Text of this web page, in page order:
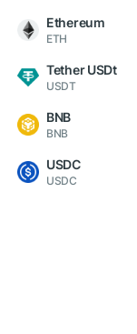
Ethereum
ETH
Tether USDt
USDT
BNB
BNB
USDC
USDC